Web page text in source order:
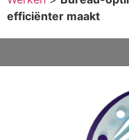
efficiënter maakt